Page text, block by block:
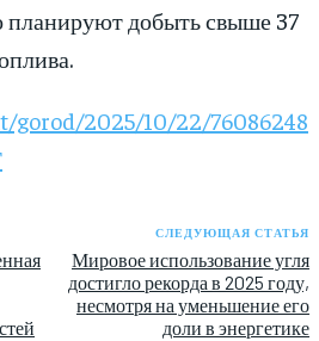
планируют добыть свыше 37
2025/10/22/76086248
СЛЕДУЮЩАЯ СТАТЬЯ
Мировое использование угля
достигло рекорда в 2025 году,
несмотря на уменьшение его
доли в энергетике